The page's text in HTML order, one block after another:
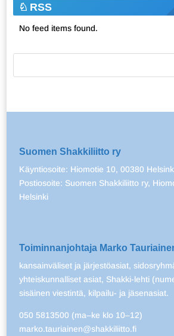
RSS
No feed items found.
Suomen Shakkiliitto ry
Käyntiosoite: Hiomotie 10, 00380
Postiosoite: Suomen Shakkiliitto ry,
Helsinki
Toiminnanjohtaja Marko
kansainväliset ja järjestöasiat,
yhteiskunnalliset asiat, Shakki-lehti
sisäinen viestintä, kilpailu- ja jäsenasiat.
050 5813500 (ma–ke klo 10–12)
marko.tauriainen@shakkiliitto.fi